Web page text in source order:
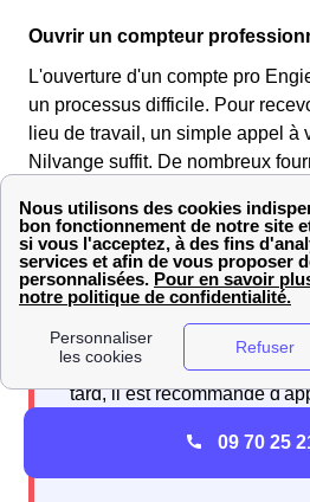
Ouvrir un compteur
L'ouverture d'un compte pro
un processus difficile. Pour
lieu de travail, un simple appel à
Nilvange suffit. De nombreux
pour trouver la meilleure offre !
Attention toutefois à ne pas
tard, il est recommandé
09 70 25